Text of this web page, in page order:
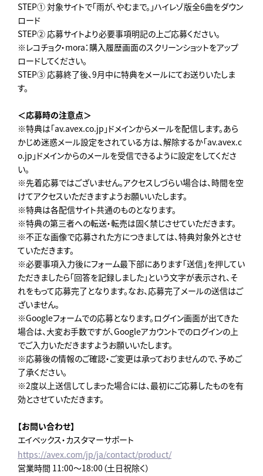
STEP① 対象サイトで「雨が、やむまで。」ハイレゾ版全6曲をダウン
ロード
STEP② 応募サイトより必要事項明記の上ご応募ください。
※レコチョク・mora：購入履歴画面のスクリーンショットをアップ
ロードしてください。
STEP③ 応募終了後、9月中に特典をメールにてお送りいたしま
す。
＜応募時の注意点＞
※特典は「av.avex.co.jp」ドメインからメールを配信します。あら
かじめ迷惑メール設定をされている方は、解除するか「av.avex.c
o.jp」ドメインからのメールを受信できるように設定をしてくださ
い。
※先着応募ではございません。アクセスしづらい場合は、時間を空
けてアクセスいただきますようお願いいたします。
※特典は各配信サイト共通のものとなります。
※特典の第三者への転送・転売は固く禁じさせていただきます。
※不正な画像で応募された方につきましては、特典対象外とさせ
ていただきます。
※必要事項入力後にフォーム最下部にあります「送信」を押してい
ただきましたら「回答を記録しました」という文字が表示され、そ
れをもって応募完了となります。なお、応募完了メールの送信はご
ざいません。
※Googleフォームでの応募となります。ログイン画面が出てきた
場合は、大変お手数ですが、Googleアカウントでのログインの上
でご入力いただきますようお願いいたします。
※応募後の情報のご確認・ご変更は承っておりませんので、予めご
了承ください。
※2度以上送信してしまった場合には、最初にご応募したものを有
効とさせていただきます。
【お問い合わせ】
エイベックス・カスタマーサポート
https://avex.com/jp/ja/contact/product/
営業時間 11:00～18:00（土日祝除く）